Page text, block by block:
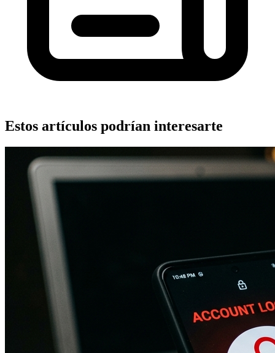
Estos artículos podrían interesarte